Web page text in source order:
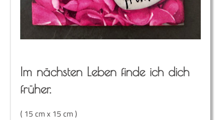
Im nächs­ten Leben fin­de ich dich
früher.
( 15 cm x 15 cm )